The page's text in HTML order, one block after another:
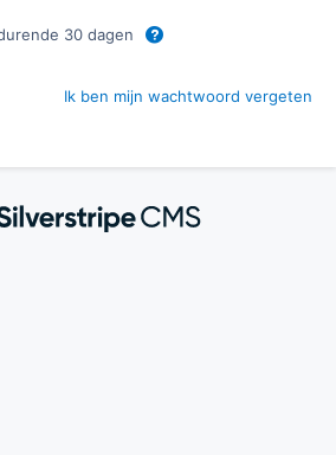
30 dagen
Ik ben mijn wachtwoord vergeten